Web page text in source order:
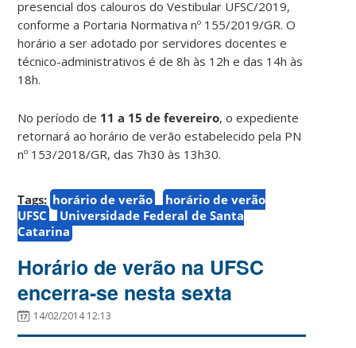
presencial dos calouros do Vestibular UFSC/2019,
conforme a Portaria Normativa nº 155/2019/GR. O
horário a ser adotado por servidores docentes e
técnico-administrativos é de 8h às 12h e das 14h às
18h.
No período de 11 a 15 de fevereiro, o expediente
retornará ao horário de verão estabelecido pela PN
nº 153/2018/GR, das 7h30 às 13h30.
Tags: horário de verão
horário de verão
UFSC
Universidade Federal de Santa
Catarina
Horário de verão na UFSC
encerra-se nesta sexta
14/02/2014 12:13